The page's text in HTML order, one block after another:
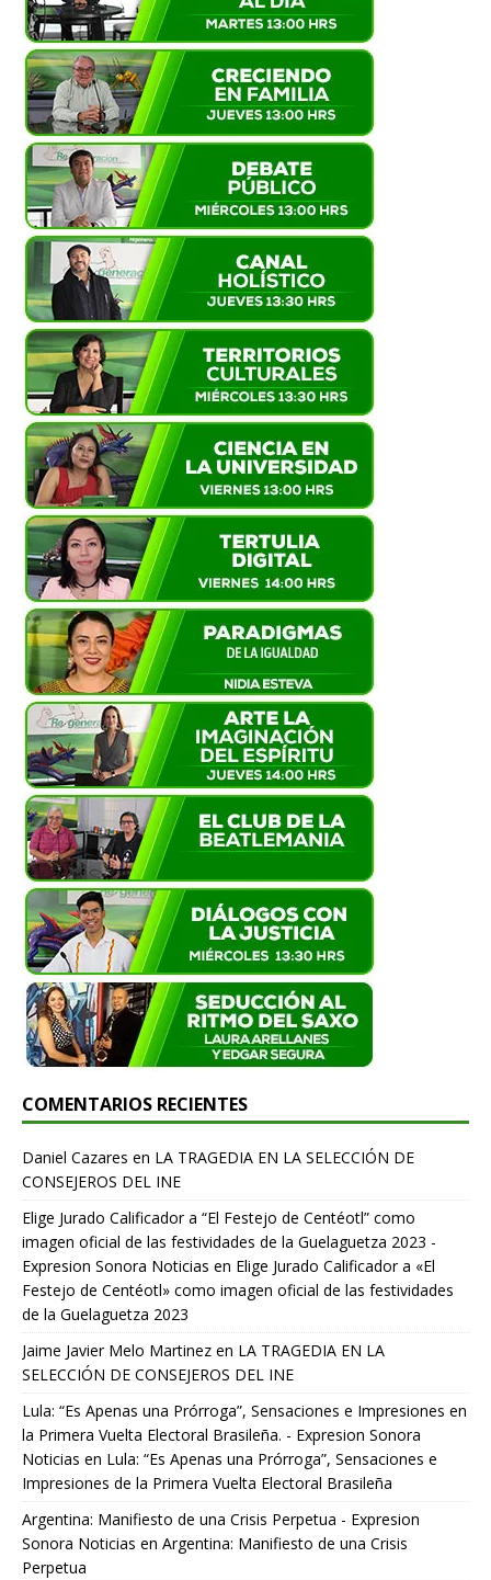
COMENTARIOS RECIENTES
Daniel Cazares en LA TRAGEDIA EN LA SELECCIÓN DE
CONSEJEROS DEL INE
Elige Jurado Calificador a “El Festejo de Centéotl” como
imagen oficial de las festividades de la Guelaguetza 2023 -
Expresion Sonora Noticias en Elige Jurado Calificador a «El
Festejo de Centéotl» como imagen oficial de las festividades
de la Guelaguetza 2023
Jaime Javier Melo Martinez en LA TRAGEDIA EN LA
SELECCIÓN DE CONSEJEROS DEL INE
Lula: “Es Apenas una Prórroga”, Sensaciones e Impresiones en
la Primera Vuelta Electoral Brasileña. - Expresion Sonora
Noticias en Lula: “Es Apenas una Prórroga”, Sensaciones e
Impresiones de la Primera Vuelta Electoral Brasileña
Argentina: Manifiesto de una Crisis Perpetua - Expresion
Sonora Noticias en Argentina: Manifiesto de una Crisis
Perpetua